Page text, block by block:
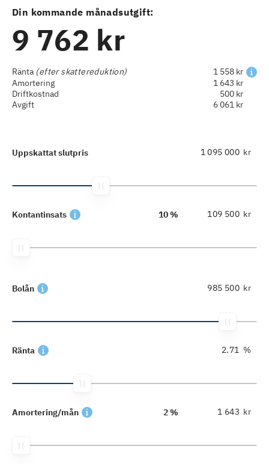
Din kommande månadsutgift:
9 762 kr
Ränta (efter skattereduktion)
1 558 kr
Amortering
1 643 kr
Driftkostnad
500 kr
Avgift
6 061 kr
Uppskattat slutpris kr
Kontantinsats 10 % kr
Bolån kr
Ränta %
Amortering/mån 2 % kr